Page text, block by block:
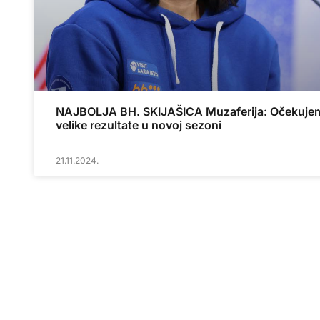
NAJBOLJA BH. SKIJAŠICA Muzaferija:
velike rezultate u novoj sezoni
21.11.2024.